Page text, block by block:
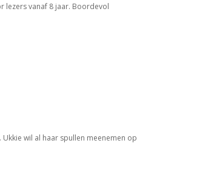
lezers vanaf 8 jaar. Boordevol
wil al haar spullen meenemen op